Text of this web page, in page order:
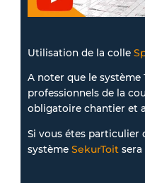
Utilisation de la colle
A noter que le système
professionnels de la
obligatoire chantier et
Si vous étes particulier
systèmeSekurToit